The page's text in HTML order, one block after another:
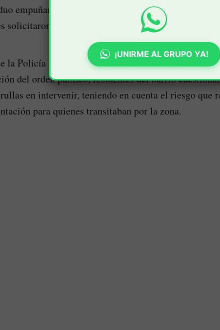
empuñando un arma generó especial alarma
solicitaron mayor presencia de las autoridades.
la Policía Metropolitana de Popayán llegó
del orden público, residentes del barrio
en intervenir, teniendo en cuenta el riesgo que
para quienes transitaban por la zona.
¡UNIRME AL GRUPO YA!